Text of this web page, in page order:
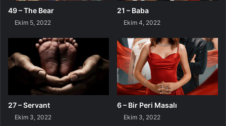
49 – The Bear
Ekim 5, 2022
21 – Baba
Ekim 4, 2022
27 – Servant
Ekim 3, 2022
6 – Bir Peri Masalı
Ekim 3, 2022